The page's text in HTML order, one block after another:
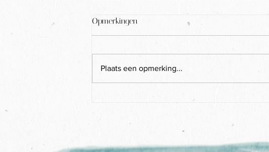
Opmerkingen
Plaats een opmerking...